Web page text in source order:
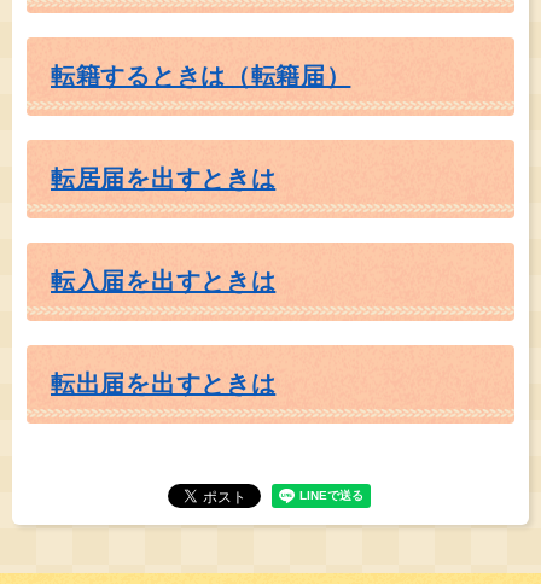
転籍するときは（転籍届）
転居届を出すときは
転入届を出すときは
転出届を出すときは